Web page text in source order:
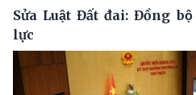
Sửa Luật Đất đai: Đồng
lực